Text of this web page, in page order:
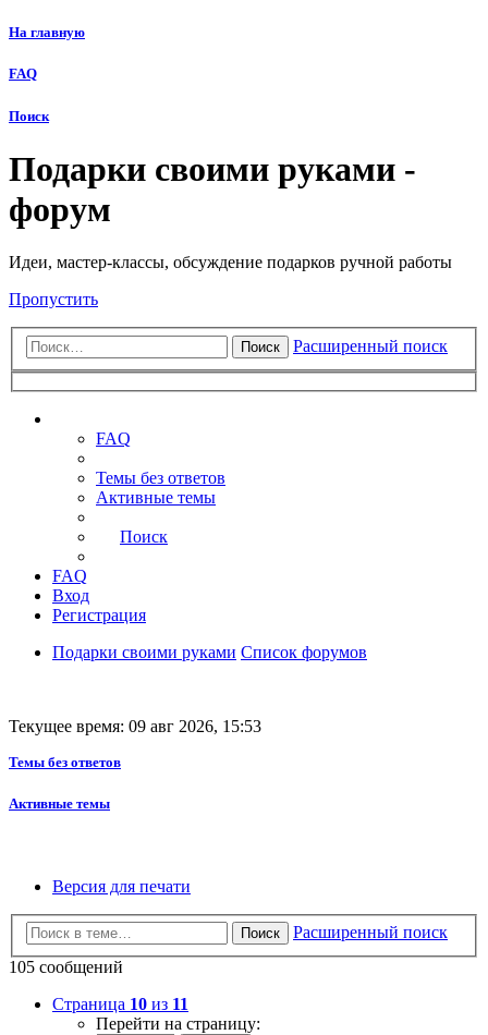
На главную
FAQ
Поиск
Подарки своими руками -
форум
Идеи, мастер-классы, обсуждение подарков ручной работы
Пропустить
Поиск Расширенный поиск
FAQ
Темы без ответов
Активные темы
Поиск
FAQ
Вход
Регистрация
Подарки своими руками Список форумов
Текущее время: 09 авг 2026, 15:53
Темы без ответов
Активные темы
Версия для печати
Поиск
Расширенный поиск
105 сообщений
Страница 10 из 11
Перейти на страницу: